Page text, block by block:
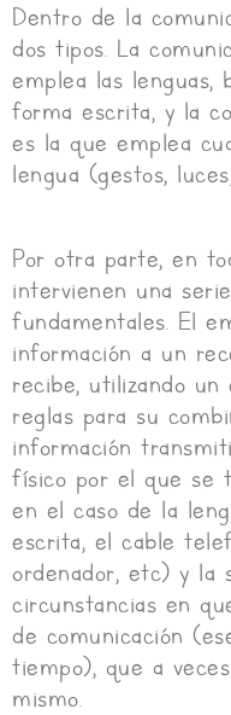
Dentro de la
dos tipos. La
emplea las lenguas,
forma escrita, y la
es la que emplea
lengua (gestos,
Por otra parte, en
intervienen una
fundamentales. El
información a un
recibe, utilizando
reglas para su
información
físico por el que se
en el caso de la
escrita, el cable
ordenador, etc) y la
circunstancias en
de comunicación
tiempo), que a
mismo.